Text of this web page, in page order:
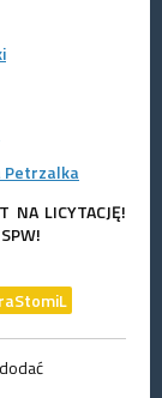
Petrzalka
NA LICYTACJĘ!